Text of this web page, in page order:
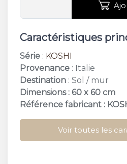
Caractéristiques
Série : KOSHI
Provenance : Italie
Destination : Sol / mur
Dimensions : 60 x 60 cm
Référence fabricant :
Voir toutes les